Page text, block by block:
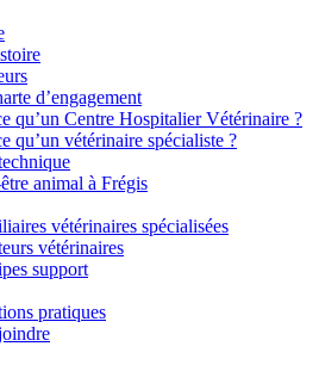
d’engagement
qu’un Centre Hospitalier Vétérinaire ?
qu’un vétérinaire spécialiste ?
animal à Frégis
vétérinaires spécialisées
vétérinaires
support
pratiques